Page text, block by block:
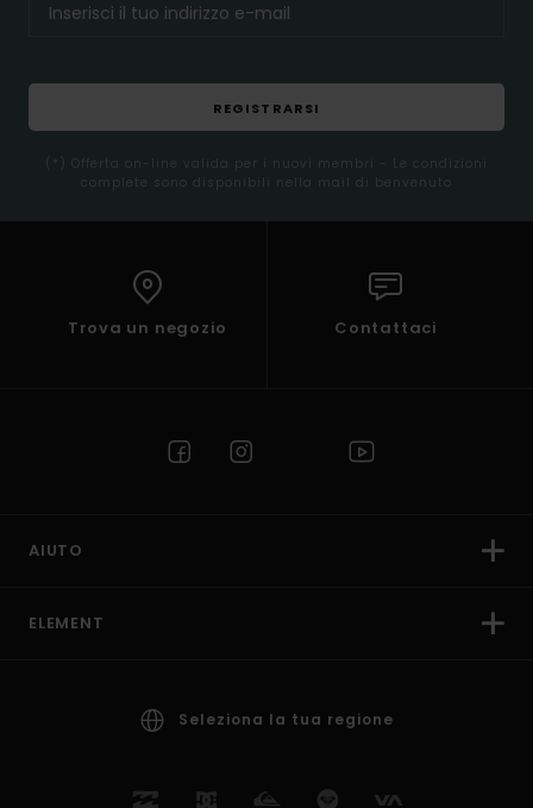
REGISTRARSI
(*) Offerta on-line valida per i nuovi membri - Le condizioni
complete sono disponibili nella mail di benvenuto
Trova un negozio Contattaci
AIUTO
ELEMENT
Seleziona la tua regione